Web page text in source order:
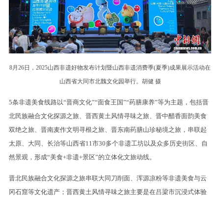
8月26日，2025山西非遗好物发布计划暨山西非遗消费季(夏季)成果展示活动在
山西省大同市北魏文化园举行。胡健 摄
5条非遗美食线路以“晋商文化”“面食王国”“药膳康养”等为主题，包括晋
北民族融合文化探源之旅、晋西黄土风情寻味之旅、晋中醋香面韵美食
双绝之旅、晋南麦作文明寻根之旅、晋东南药膳山珍秘境之旅，串联起
太原、大同、长治等山西省11市30多个非遗工坊以及众多历史街区、自
然景观，形成“美食+非遗+景区”的立体化文旅动线。
晋北民族融合文化探源之旅串联大同刀削面、浑源凉粉等非遗美食与云
冈石窟等文化遗产；晋西黄土风情寻味之旅主要是在吕梁市沉浸式体验